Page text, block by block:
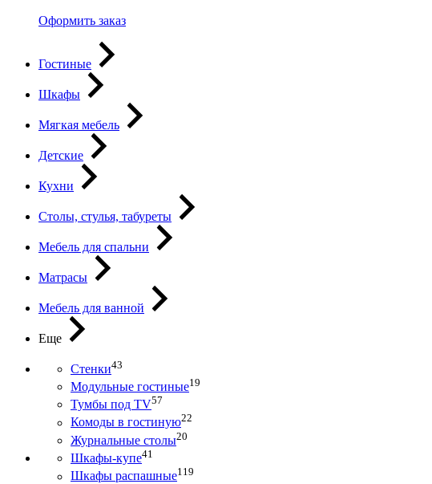
Оформить заказ
Гостиные
Шкафы
Мягкая мебель
Детские
Кухни
Столы, стулья, табуреты
Мебель для спальни
Матрасы
Мебель для ванной
Еще
Стенки43
Модульные гостиные19
Тумбы под ТV57
Комоды в гостиную22
Журнальные столы20
Шкафы-купе41
Шкафы распашные119